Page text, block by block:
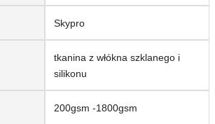
Skypro
tkanina z włókna szklanego i
silikonu
200gsm -1800gsm